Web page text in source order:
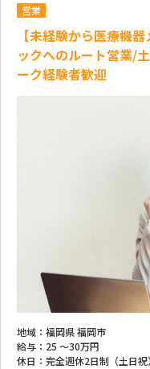
営業
【未経験から医療機
ックへのルート営業/
ーク経験者歓迎
地域： 福岡県 福岡市
給与： 25 ～30万円
休日： 完全週休2日制（土日祝）